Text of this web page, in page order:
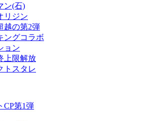
ン(石)
リジン
越の第2弾
ングコラボ
ョン
上限解放
トスタレ
CP第1弾